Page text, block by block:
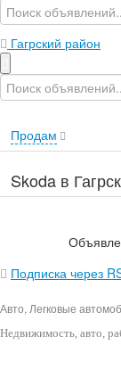
Гагрский район
Продам
Skoda в
Подписка через
Авто, Легковые
Недвижимость , авто,